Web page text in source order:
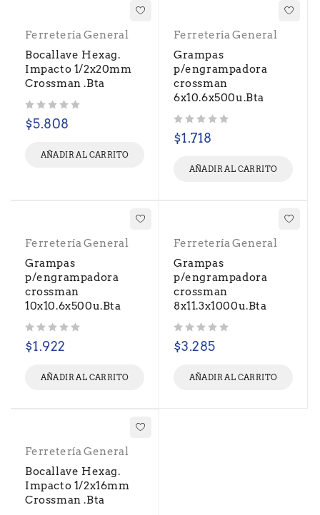
Ferretería General
Bocallave Hexag.
Impacto 1/2x20mm
Crossman .Bta
$5.808
AÑADIR AL CARRITO
Ferretería General
Grampas
p/engrampadora
crossman
6x10.6x500u.Bta
$1.718
AÑADIR AL CARRITO
Ferretería General
Grampas
p/engrampadora
crossman
10x10.6x500u.Bta
$1.922
AÑADIR AL CARRITO
Ferretería General
Grampas
p/engrampadora
crossman
8x11.3x1000u.Bta
$3.285
AÑADIR AL CARRITO
Ferretería General
Bocallave Hexag.
Impacto 1/2x16mm
Crossman .Bta